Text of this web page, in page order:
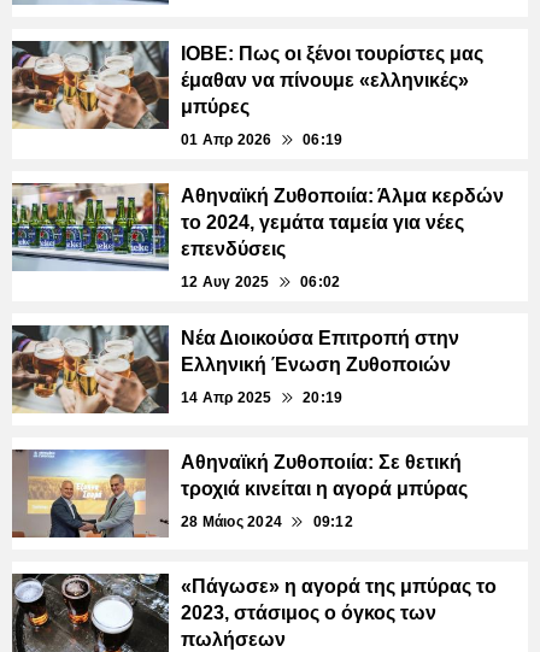
ΙΟΒΕ: Πως οι ξένοι τουρίστες μας
έμαθαν να πίνουμε «ελληνικές»
μπύρες
01 Απρ 2026 06:19
Αθηναϊκή Ζυθοποιία: Άλμα κερδών
το 2024, γεμάτα ταμεία για νέες
επενδύσεις
12 Αυγ 2025 06:02
Νέα Διοικούσα Επιτροπή στην
Ελληνική Ένωση Ζυθοποιών
14 Απρ 2025 20:19
Αθηναϊκή Ζυθοποιία: Σε θετική
τροχιά κινείται η αγορά μπύρας
28 Μάιος 2024 09:12
«Πάγωσε» η αγορά της μπύρας το
2023, στάσιμος ο όγκος των
πωλήσεων